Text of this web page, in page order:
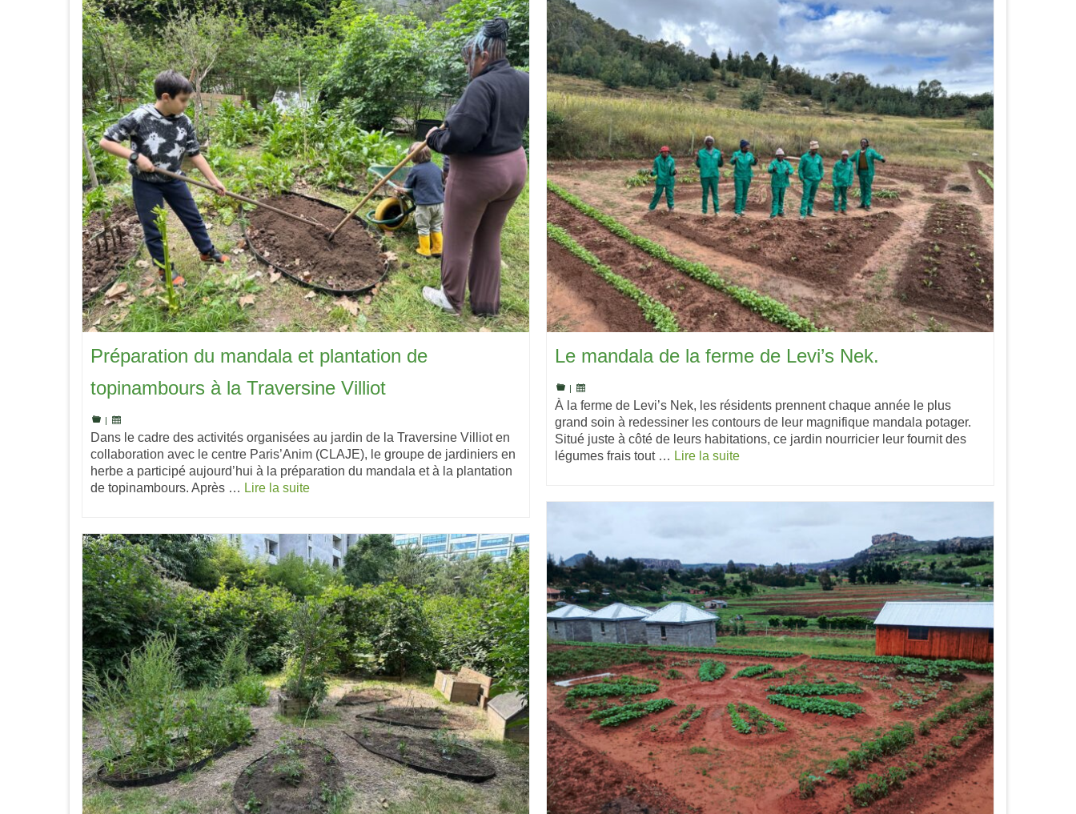
Préparation du mandala et plantation de
topinambours à la Traversine Villiot
|
Dans le cadre des activités organisées au jardin de la Traversine Villiot en
collaboration avec le centre Paris’Anim (CLAJE), le groupe de jardiniers en
herbe a participé aujourd’hui à la préparation du mandala et à la plantation
de topinambours. Après … Lire la suite
Le mandala de la ferme de Levi’s Nek.
|
À la ferme de Levi’s Nek, les résidents prennent chaque année le plus
grand soin à redessiner les contours de leur magnifique mandala potager.
Situé juste à côté de leurs habitations, ce jardin nourricier leur fournit des
légumes frais tout … Lire la suite